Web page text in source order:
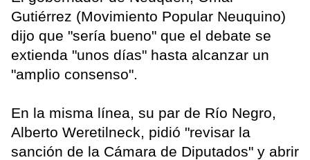
Gutiérrez (Movimiento Popular Neuquino)
dijo que "sería bueno" que el debate se
extienda "unos días" hasta alcanzar un
"amplio consenso".
En la misma línea, su par de Río Negro,
Alberto Weretilneck, pidió "revisar la
sanción de la Cámara de Diputados" y abrir